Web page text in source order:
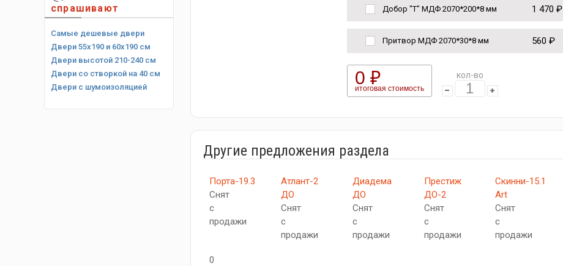
спрашивают
Самые дешевые двери
Двери 55х190 и 60х190 см
Двери высотой 210-240 см
Двери со створкой на 40 см
Двери с шумоизоляцией
Добор "Т" МДФ 2070*200*8 мм 1 470 ₽
Притвор МДФ 2070*30*8 мм 560 ₽
0 ₽
итоговая стоимость
кол-во
Другие предложения раздела
Порта-19.3
Снят
с
продажи
0
Атлант-2
ДО
Снят
с
продажи
Диадема
ДО
Снят
с
продажи
Престиж
ДО-2
Снят
с
продажи
Скинни-15.1
Art
Снят
с
продажи